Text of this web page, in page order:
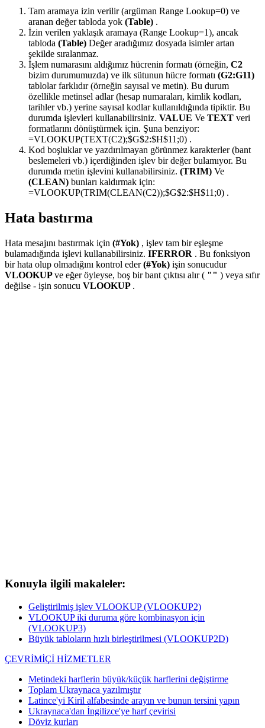
Tam aramaya izin verilir (argüman Range Lookup=0) ve
aranan değer tabloda yok (Table) .
İzin verilen yaklaşık aramaya (Range Lookup=1), ancak
tabloda (Table) Değer aradığımız dosyada isimler artan
şekilde sıralanmaz.
İşlem numarasını aldığımız hücrenin formatı (örneğin, C2
bizim durumumuzda) ve ilk sütunun hücre formatı (G2:G11)
tablolar farklıdır (örneğin sayısal ve metin). Bu durum
özellikle metinsel adlar (hesap numaraları, kimlik kodları,
tarihler vb.) yerine sayısal kodlar kullanıldığında tipiktir. Bu
durumda işlevleri kullanabilirsiniz. VALUE Ve TEXT veri
formatlarını dönüştürmek için. Şuna benziyor:
=VLOOKUP(TEXT(C2);$G$2:$H$11;0) .
Kod boşluklar ve yazdırılmayan görünmez karakterler (bant
beslemeleri vb.) içerdiğinden işlev bir değer bulamıyor. Bu
durumda metin işlevini kullanabilirsiniz. (TRIM) Ve
(CLEAN) bunları kaldırmak için:
=VLOOKUP(TRIM(CLEAN(C2));$G$2:$H$11;0) .
Hata bastırma
Hata mesajını bastırmak için (#Yok) , işlev tam bir eşleşme
bulamadığında işlevi kullanabilirsiniz. IFERROR . Bu fonksiyon
bir hata olup olmadığını kontrol eder(#Yok) işin sonucudur
VLOOKUPve eğer öyleyse, boş bir bant çıktısı alır ( "" ) veya sıfır
değilse - işin sonucu VLOOKUP .
Konuyla ilgili makaleler:
Geliştirilmiş işlev VLOOKUP (VLOOKUP2)
VLOOKUP iki duruma göre kombinasyon için
(VLOOKUP3)
Büyük tabloların hızlı birleştirilmesi (VLOOKUP2D)
ÇEVRİMİÇİ HİZMETLER
Metindeki harflerin büyük/küçük harflerini değiştirme
Toplam Ukraynaca yazılmıştır
Latince'yi Kiril alfabesinde arayın ve bunun tersini yapın
Ukraynaca'dan İngilizce'ye harf çevirisi
Döviz kurları